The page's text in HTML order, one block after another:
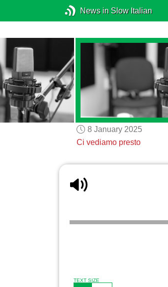
News in Slow Italian
8 January 2025
Ci vediamo presto
TEXT SIZE